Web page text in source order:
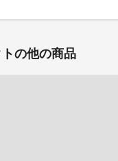
の他の商品